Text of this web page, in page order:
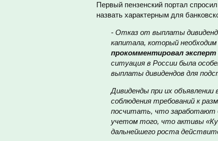
Первый пензенский портал
назвать характерным для
- Отказ от выплаты
капитала, который
прокомментировал
ситуация в России была
выплаты дивидендов для
Дивиденды при их
соблюдения требований к
посчитать, что заработают
учетом того, что активы «
дальнейшего роста